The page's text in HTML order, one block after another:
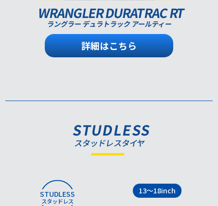
WRANGLER DURATRAC RT
ラングラー デュラトラック アールティー
詳細はこちら
STUDLESS
スタッドレスタイヤ
STUDLESS
スタッドレス
13～18inch